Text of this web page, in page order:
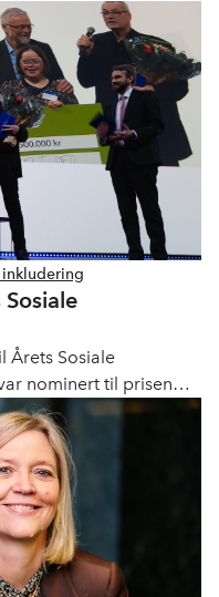
kjønnskvotering i
er sendt
landsforeninger.
Årets Sosiale
nominert til prisen
Vinneren
million kroner foran
i norsk næringsliv.